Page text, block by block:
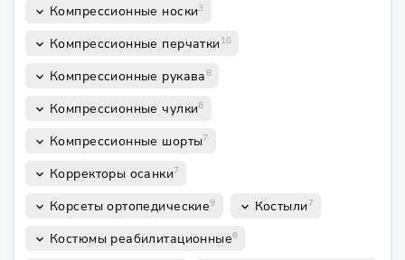
keyboard_arrow_down Компрессионные носки3
keyboard_arrow_down Компрессионные перчатки 10
keyboard_arrow_down Компрессионные рукава8
keyboard_arrow_down Компрессионные чулки6
keyboard_arrow_down Компрессионные шорты7
keyboard_arrow_down Корректоры осанки7
keyboard_arrow_down Корсеты ортопедические9 keyboard_arrow_down Костыли 7
keyboard_arrow_down Костюмы реабилитационные6